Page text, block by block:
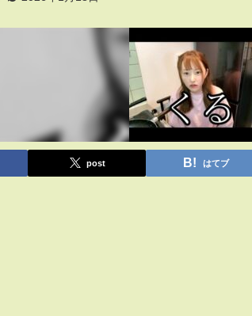
post はてブ